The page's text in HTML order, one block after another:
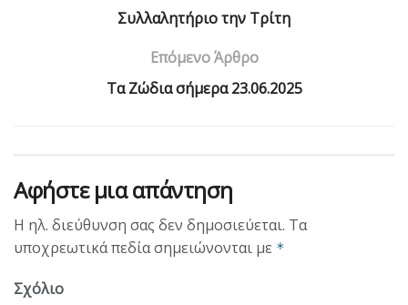
Συλλαλητήριο την Τρίτη
Επόμενο Άρθρο
Tα Ζώδια σήμερα 23.06.2025
Αφήστε μια απάντηση
Η ηλ. διεύθυνση σας δεν δημοσιεύεται. Τα
υποχρεωτικά πεδία σημειώνονται με *
Σχόλιο